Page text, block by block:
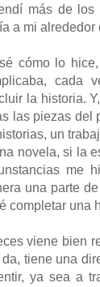
más de los
a mi
cómo lo
cada
la historia.
las piezas del
un
novela, si la
me
una parte
completar una
viene bien
tiene una
ya sea a